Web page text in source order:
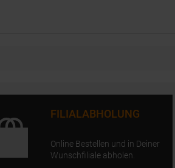
FILIALABHOLUNG
Online Bestellen und in Deiner
Wunschfiliale abholen.